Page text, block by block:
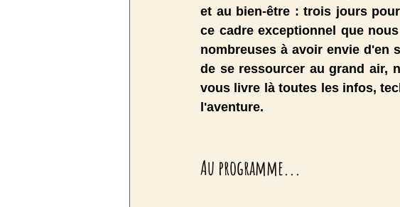
et au bien-être : trois jours
ce cadre exceptionnel que
nombreuses à avoir envie d'en
de se ressourcer au grand air,
vous livre là toutes les infos,
l'aventure.
Au programme...